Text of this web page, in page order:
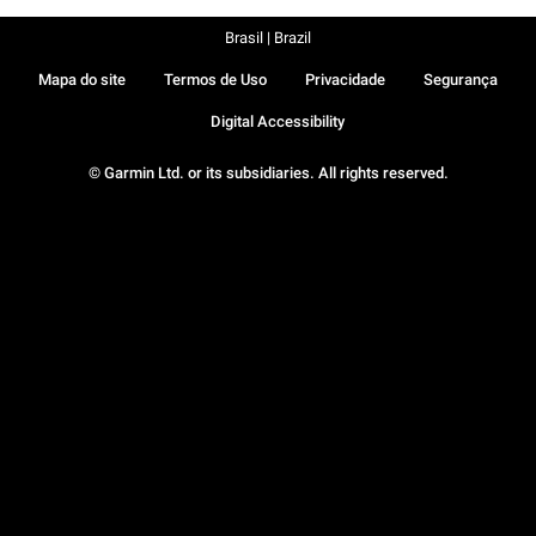
© Garmin Ltd. or its subsidiaries. All rights reserved.
Mapa do site Termos de Uso Privacidade Segurança
Digital Accessibility
Brasil | Brazil